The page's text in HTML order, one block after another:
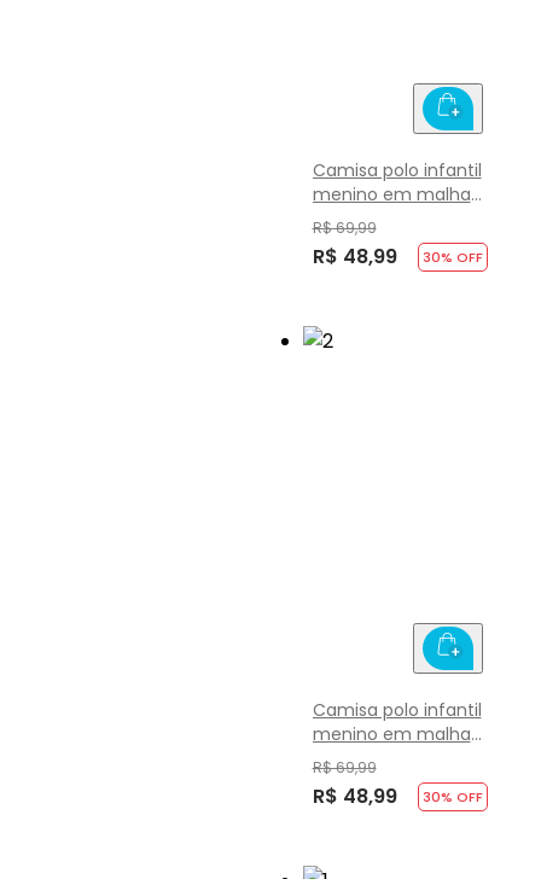
Camisa polo infantil
menino em malha
Brandili
R$ 69,99
R$ 48,99 30% OFF
Camisa polo infantil
menino em malha
Brandili
R$ 69,99
R$ 48,99 30% OFF